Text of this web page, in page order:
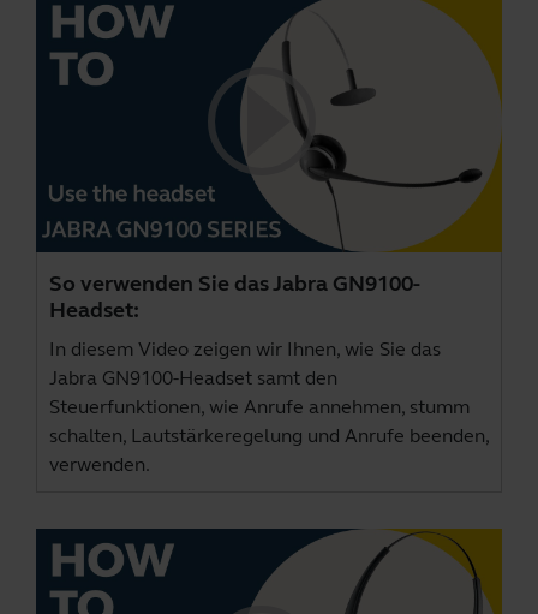
So verwenden Sie das Jabra GN9100-
Headset:
In diesem Video zeigen wir Ihnen, wie Sie das
Jabra GN9100-Headset samt den
Steuerfunktionen, wie Anrufe annehmen, stumm
schalten, Lautstärkeregelung und Anrufe beenden,
verwenden.